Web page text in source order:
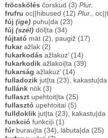
fröcskölés čorskud (3) Plur.
frufru oc||hibused (12) Plur.,
fúj (ige) puhu|da (23)
fúj (szél) döl|ta (34)
fújtató mät (2), paugiž (17)
fukar ažlak (2)
fukarkodás ažlakuz’ (14)
fukarkodik ažlakoi|ta (39)
fukarság ažlakuz’ (14)
fulladozik jut|ta (23),
fullánk nök (3)
fullaszt upehtoit|ta (25)
fullasztó upehtoitai (5)
fulldoklik jut|ta (23),
funkció funkci|i (1)
fúr burau|ta (34), läbuta|da (25)